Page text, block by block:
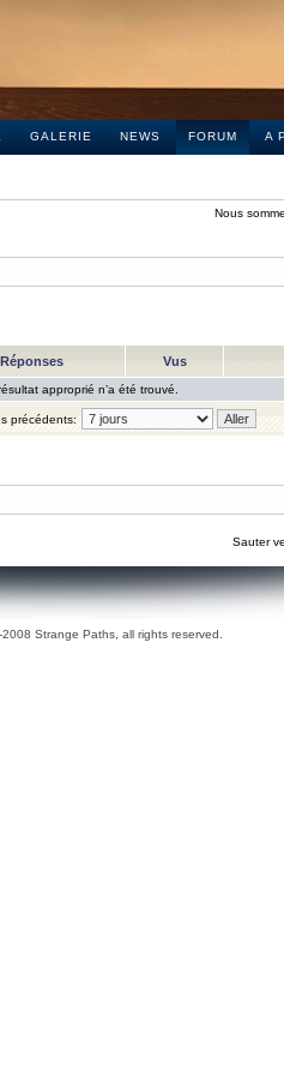
GALERIE NEWS FORUM A
Nous
Réponses Vus
approprié n’a été trouvé.
précédents:
Sauter
Strange Paths, all rights reserved.